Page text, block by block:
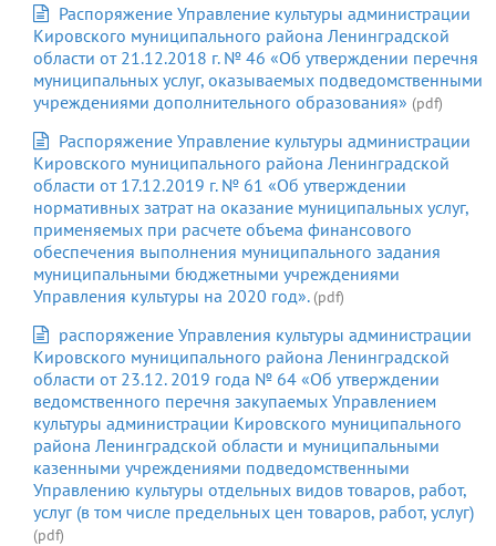
Распоряжение Управление культуры администрации
Кировского муниципального района Ленинградской
области от 21.12.2018 г. № 46 «Об утверждении перечня
муниципальных услуг, оказываемых подведомственными
учреждениями дополнительного образования» (pdf)
Распоряжение Управление культуры администрации
Кировского муниципального района Ленинградской
области от 17.12.2019 г. № 61 «Об утверждении
нормативных затрат на оказание муниципальных услуг,
применяемых при расчете объема финансового
обеспечения выполнения муниципального задания
муниципальными бюджетными учреждениями
Управления культуры на 2020 год». (pdf)
распоряжение Управления культуры администрации
Кировского муниципального района Ленинградской
области от 23.12. 2019 года № 64 «Об утверждении
ведомственного перечня закупаемых Управлением
культуры администрации Кировского муниципального
района Ленинградской области и муниципальными
казенными учреждениями подведомственными
Управлению культуры отдельных видов товаров, работ,
услуг (в том числе предельных цен товаров, работ, услуг)
(pdf)